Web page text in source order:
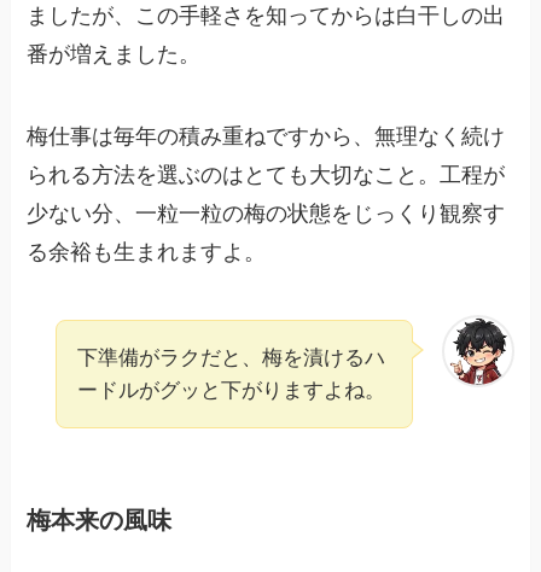
ましたが、この手軽さを知ってからは白干しの出
番が増えました。
梅仕事は毎年の積み重ねですから、無理なく続け
られる方法を選ぶのはとても大切なこと。工程が
少ない分、一粒一粒の梅の状態をじっくり観察す
る余裕も生まれますよ。
下準備がラクだと、梅を漬けるハ
ードルがグッと下がりますよね。
梅本来の風味